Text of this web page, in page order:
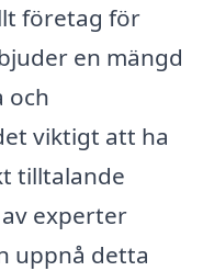
företag för
en mängd
och
viktigt att ha
tilltalande
experter
uppnå detta